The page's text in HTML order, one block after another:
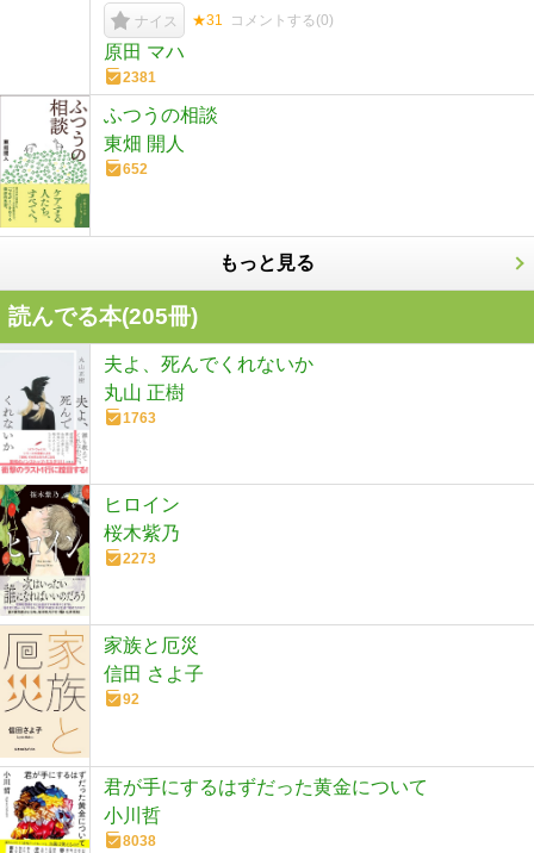
ナイス ★31 コメントする(0)
原田 マハ
2381
ふつうの相談
東畑 開人
652
もっと見る
読んでる本(205冊)
夫よ、死んでくれないか
丸山 正樹
1763
ヒロイン
桜木紫乃
2273
家族と厄災
信田 さよ子
92
君が手にするはずだった黄金について
小川哲
8038